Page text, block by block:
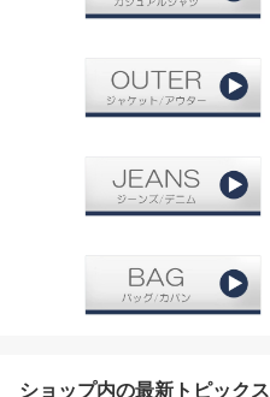
ショップ内の最新トピックス